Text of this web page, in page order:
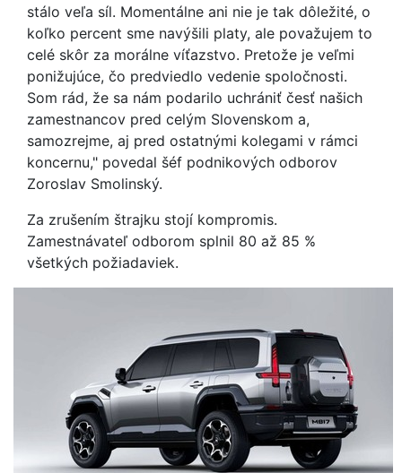
stálo veľa síl. Momentálne ani nie je tak dôležité, o
koľko percent sme navýšili platy, ale považujem to
celé skôr za morálne víťazstvo. Pretože je veľmi
ponižujúce, čo predviedlo vedenie spoločnosti.
Som rád, že sa nám podarilo uchrániť česť našich
zamestnancov pred celým Slovenskom a,
samozrejme, aj pred ostatnými kolegami v rámci
koncernu," povedal šéf podnikových odborov
Zoroslav Smolinský.
Za zrušením štrajku stojí kompromis.
Zamestnávateľ odborom splnil 80 až 85 %
všetkých požiadaviek.